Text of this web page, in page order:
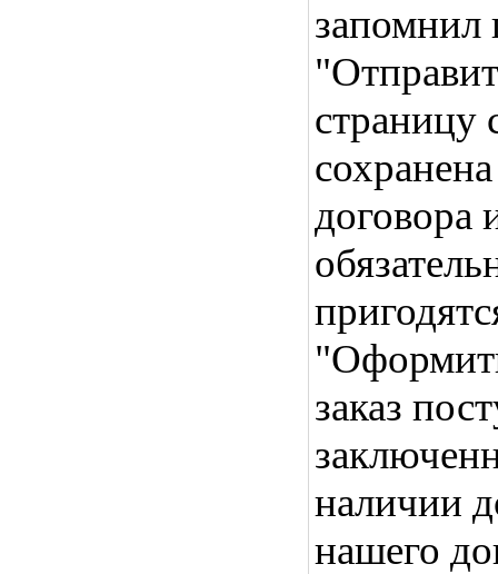
запомнил
страницу
договора
заказ
наличии
нашего